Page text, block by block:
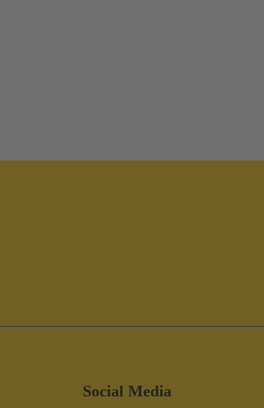
Social Media